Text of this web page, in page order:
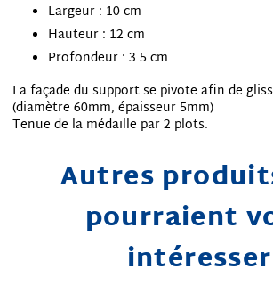
Largeur : 10 cm
Hauteur : 12 cm
Profondeur : 3.5 cm
La façade du support se pivote afin de
(diamètre 60mm, épaisseur 5mm)
Tenue de la médaille par 2 plots.
Autres
pourraient
intéresser